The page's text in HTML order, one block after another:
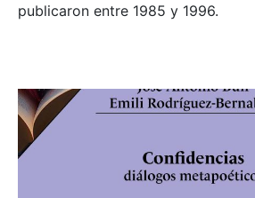
publicaron entre 1985 y 1996.